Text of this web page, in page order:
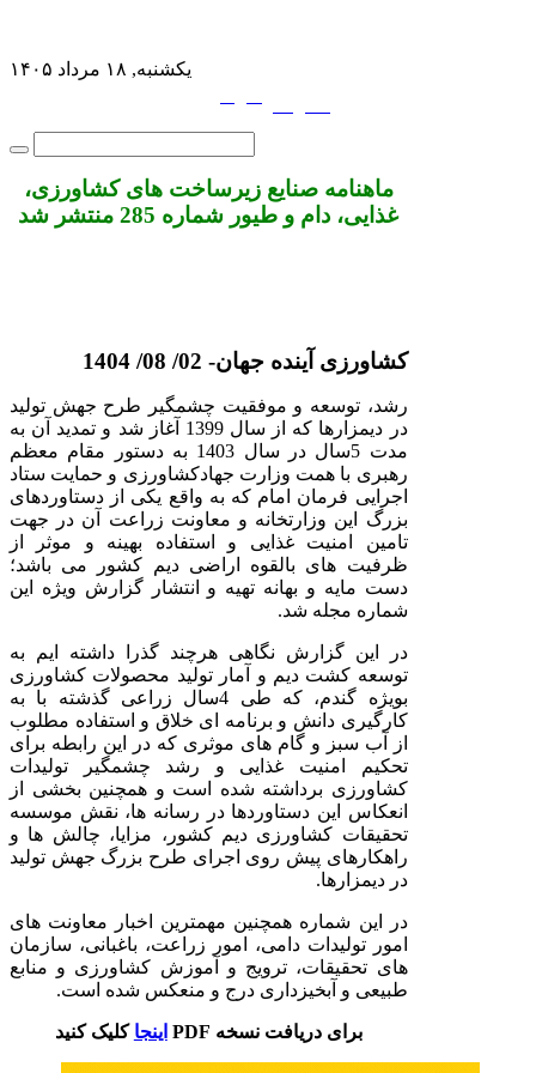
یکشنبه, ۱۸ مرداد ۱۴۰۵
ماهنامه صنایع زیرساخت های کشاورزی،
غذایی، دام و طیور شماره 285 منتشر شد
کشاورزی آینده جهان- 02/ 08/ 1404
رشد، توسعه و موفقیت چشمگیر طرح جهش تولید
در دیمزارها که از سال 1399 آغاز شد و تمدید آن به
مدت 5سال در سال 1403 به دستور مقام معظم
رهبری با همت وزارت جهادکشاورزی و حمایت ستاد
اجرایی فرمان امام که به واقع یکی از دستاوردهای
بزرگ این وزارتخانه و معاونت زراعت آن در جهت
تامین امنیت غذایی و استفاده بهینه و موثر از
ظرفیت های بالقوه اراضی دیم کشور می باشد؛
دست مایه و بهانه تهیه و انتشار گزارش ویژه این
شماره مجله شد.
در این گزارش نگاهی هرچند گذرا داشته ایم به
توسعه کشت دیم و آمار تولید محصولات کشاورزی
بویژه گندم، که طی 4سال زراعی گذشته با به
کارگیری دانش و برنامه ای خلاق و استفاده مطلوب
از آب سبز و گام های موثری که در این رابطه برای
تحکیم امنیت غذایی و رشد چشمگیر تولیدات
کشاورزی برداشته شده است و همچنین بخشی از
انعکاس این دستاوردها در رسانه ها، نقش موسسه
تحقیقات کشاورزی دیم کشور، مزایا، چالش ها و
راهکارهای پیش روی اجرای طرح بزرگ جهش تولید
در دیمزارها.
در این شماره همچنین مهمترین اخبار معاونت های
امور تولیدات دامی، امور زراعت، باغبانی، سازمان
های تحقیقات، ترویج و آموزش کشاورزی و منابع
طبیعی و آبخیزداری درج و منعکس شده است.
برای دریافت نسخه PDF اینجا کلیک کنید